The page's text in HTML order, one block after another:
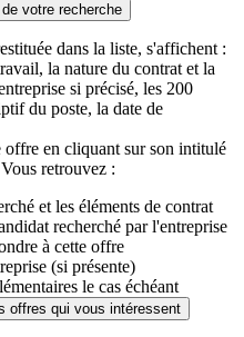
votre recherche
dans la liste, s'affichent :
la nature du contrat et la
si précisé, les 200
du poste, la date de
offre en cliquant sur son intitulé
retrouvez :
et les éléments de contrat
recherché par l'entreprise
à cette offre
(si présente)
le cas échéant
offres qui vous intéressent